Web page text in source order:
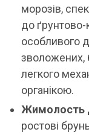
морозів,
до ґрунтово-
особливого
зволожених,
легкого
органікою.
Жимолость
ростові